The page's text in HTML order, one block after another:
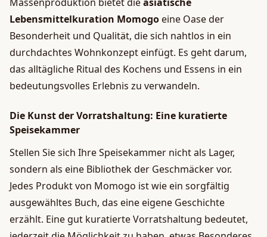
Lebensmittelkuration Momogoeine Oase der
Besonderheit und Qualität, die sich nahtlos in ein
durchdachtes Wohnkonzept einfügt. Es geht darum,
das alltägliche Ritual des Kochens und Essens in ein
bedeutungsvolles Erlebnis zu verwandeln.
Die Kunst der Vorratshaltung: Eine kuratierte
Speisekammer
Stellen Sie sich Ihre Speisekammer nicht als Lager,
sondern als eine Bibliothek der Geschmäcker vor.
Jedes Produkt von Momogo ist wie ein sorgfältig
ausgewähltes Buch, das eine eigene Geschichte
erzählt. Eine gut kuratierte Vorratshaltung bedeutet,